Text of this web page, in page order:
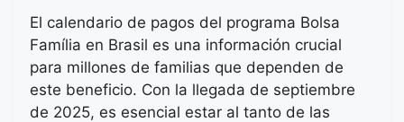
El calendario de pagos del programa Bolsa
Família en Brasil es una información crucial
para millones de familias que dependen de
este beneficio. Con la llegada de septiembre
de 2025, es esencial estar al tanto de las